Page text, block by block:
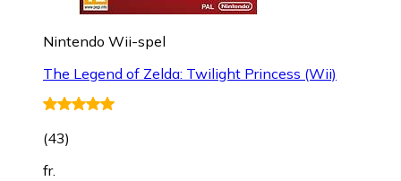
Nintendo Wii-spel
The Legend of Zelda: Twilight Princess (Wii)
(43)
fr.